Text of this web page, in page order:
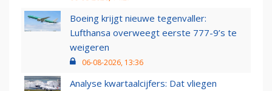
Boeing krijgt nieuwe tegenvaller:
Lufthansa overweegt eerste 777-9’s te
weigeren
06-08-2026, 13:36
Analyse kwartaalcijfers: Dat vliegen